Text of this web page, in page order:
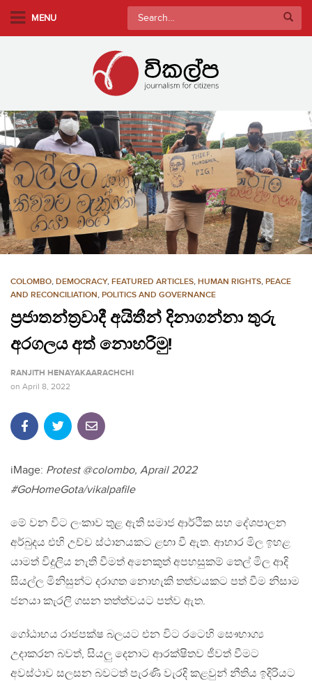
m
a
i
n
c
o
n
t
e
MENU
Search
for:
COLOMBO, DEMOCRACY, FEATURED ARTICLES, HUMAN RIGHTS, PEACE
AND RECONCILIATION, POLITICS AND GOVERNANCE
ප්‍රජාතන්ත්‍රවාදී අයිතීන් දිනාගන්නා තුරු
අරගලය අත් නොහරිමු!
RANJITH HENAYAKAARACHCHI
on April 8, 2022
iMage: Protest @colombo, Aprail 2022
#GoHomeGota/vikalpafile
මේ වන විට ලංකාව තුළ ඇති සමාජ ආර්ථික සහ දේශපාලන
අර්බුදය එහි උච්ච ස්ථානයකට ළඟා වී ඇත. ආහාර මිල ඉහළ
යාමත් විදුලිය නැති වීමත් අනෙකුත් අපහසුකම් තෙල් මිල ආදි
සියල්ල මිනිසුන්ට දරාගත නොහැකි තත්වයකට පත් වීම නිසාම
ජනයා කැරලි ගසන තත්ත්වයට පත්ව ඇත.
ගෝඨාභය රාජපක්ෂ බලයට එන විට රටෙහි සෞභාග්‍ය
උදාකරන බවත්, සියලු දෙනාට ආරක්ෂිතව ජීවත් වීමට
අවස්ථාව සලසන බවටත් පැරණි වැරදි කළවුන් නීතිය ඉදිරියට